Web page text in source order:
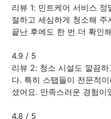
리뷰 1: 민트케어 서비스
절하고 세심하게 청소해
끝난 후에도 한 번 더 확인
4.9 / 5
리뷰 2: 청소 시설도 깔끔
다. 특히 스탭들이 전문적
셨어요. 만족스러운 경험이
4.8 / 5